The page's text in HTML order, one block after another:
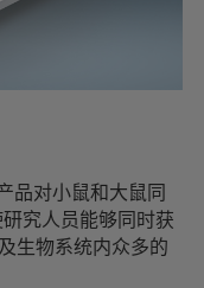
品对小鼠和大鼠同
究人员能够同时获
生物系统内众多的